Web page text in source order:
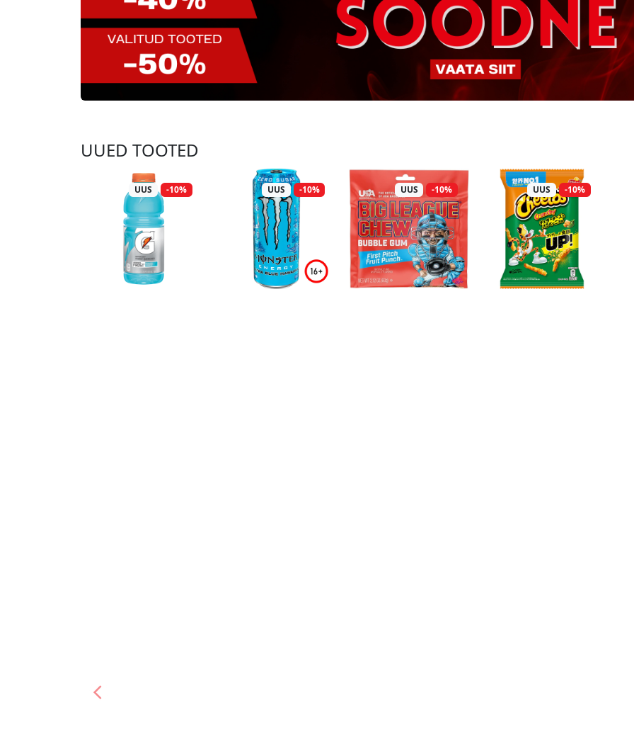
UUED TOOTED
UUS -10% UUS -10% UUS -10% UUS -10%